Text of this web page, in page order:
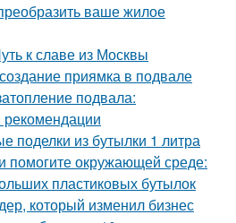
ваше жилое
к славе из Москвы
приямка в подвале
подвала:
поделки из бутылки 1 литра
помогите окружающей среде:
пластиковых бутылок
который изменил бизнес